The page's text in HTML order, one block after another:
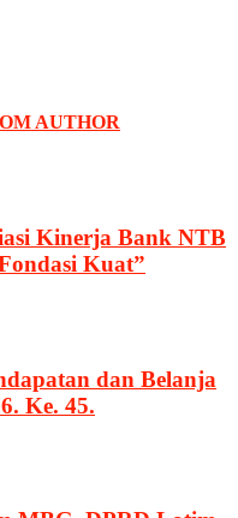
AUTHOR
Kinerja Bank NTB
Kuat”
dan Belanja
Ke. 45.